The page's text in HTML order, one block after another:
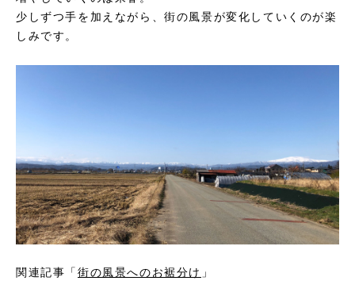
少しずつ手を加えながら、街の風景が変化していくのが楽
しみです。
関連記事「 街の風景へのお裾分け 」